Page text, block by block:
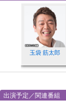
玉袋 筋太郎
出演予定／関連番組